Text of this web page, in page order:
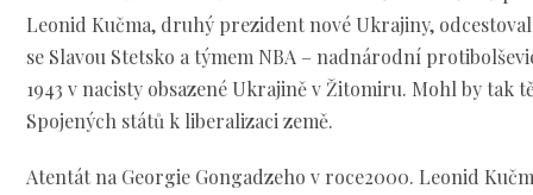
Leonid Kučma, druhý prezident nové Ukrajiny,
se Slavou Stetsko a týmem NBA – nadnárodní
1943 v nacisty obsazené Ukrajině v Žitomiru. Mohl by
Spojených států k liberalizaci země.
Atentát na Georgie Gongadzeho v roce2000. Leonid